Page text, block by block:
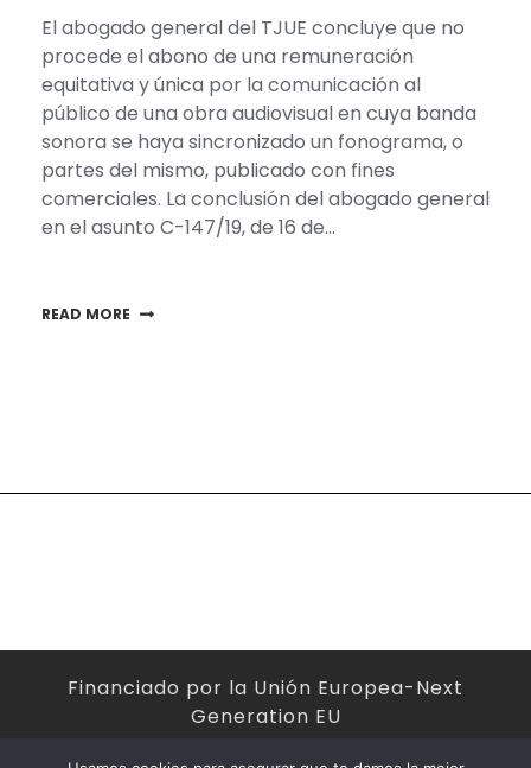
El abogado general del TJUE concluye que no
procede el abono de una remuneración
equitativa y única por la comunicación al
público de una obra audiovisual en cuya banda
sonora se haya sincronizado un fonograma, o
partes del mismo, publicado con fines
comerciales. La conclusión del abogado general
en el asunto C-147/19, de 16 de…
READ MORE
Financiado por la Unión Europea-Next
Generation EU